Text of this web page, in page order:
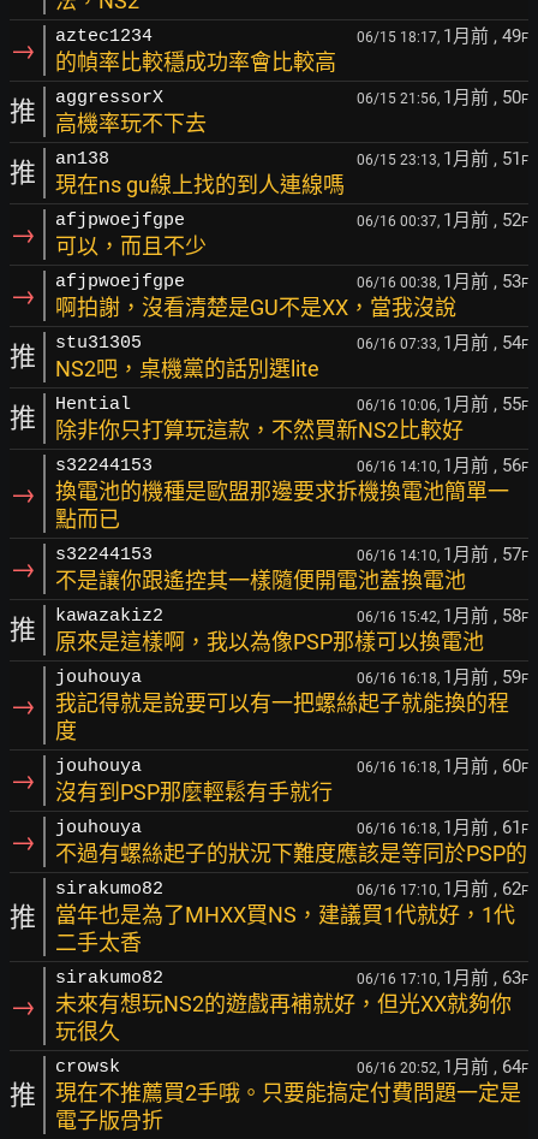
→ aztec1234 06/15 18:17, 1月前 , 49F
的幀率比較穩成功率會比較高
推 aggressorX 06/15 21:56, 1月前 , 50F
高機率玩不下去
推 an138 06/15 23:13, 1月前 , 51 F
現在ns gu線上找的到人連線嗎
→ afjpwoejfgpe 06/16 00:37, 1月前 , 52F
可以，而且不少
→ afjpwoejfgpe 06/16 00:38, 1月前 , 53F
啊拍謝，沒看清楚是GU不是XX，當我沒說
推 stu31305 06/16 07:33, 1月前 , 54F
NS2吧，桌機黨的話別選lite
推 Hential 06/16 10:06, 1月前 , 55F
除非你只打算玩這款，不然買新NS2比較好
→
s32244153 06/16 14:10, 1月前 , 56F
換電池的機種是歐盟那邊要求拆機換電池簡單一
點而已
→ s32244153 06/16 14:10, 1月前 , 57F
不是讓你跟遙控其一樣隨便開電池蓋換電池
推 kawazakiz2 06/16 15:42, 1月前 , 58F
原來是這樣啊，我以為像PSP那樣可以換電池
→
jouhouya 06/16 16:18, 1月前 , 59F
我記得就是說要可以有一把螺絲起子就能換的程
度
→ jouhouya 06/16 16:18, 1月前 , 60F
沒有到PSP那麼輕鬆有手就行
→ jouhouya 06/16 16:18, 1月前 , 61 F
不過有螺絲起子的狀況下難度應該是等同於PSP的
推
sirakumo82 06/16 17:10, 1月前 , 62F
當年也是為了MHXX買NS，建議買1代就好，1代
二手太香
→
sirakumo82 06/16 17:10, 1月前 , 63F
未來有想玩NS2的遊戲再補就好，但光XX就夠你
玩很久
推
crowsk 06/16 20:52, 1月前 , 64F
現在不推薦買2手哦。只要能搞定付費問題一定是
電子版骨折